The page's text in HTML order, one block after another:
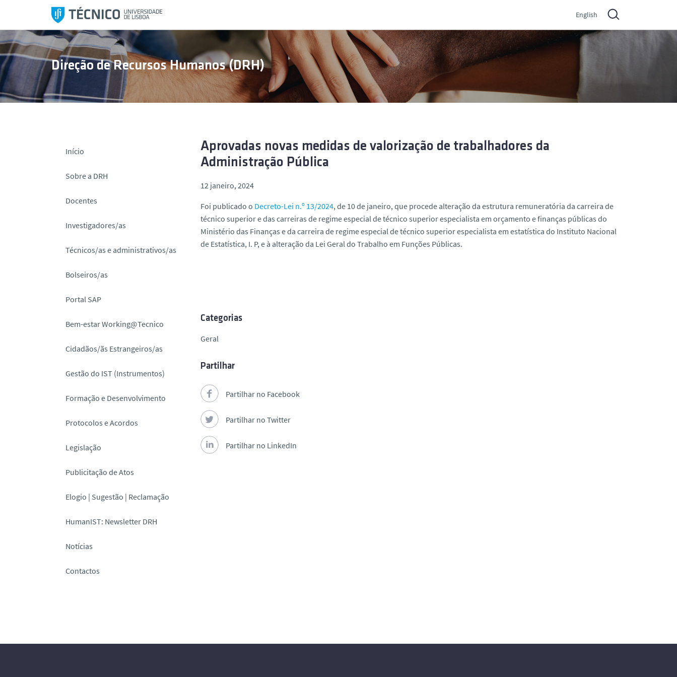
l
t
a
r
p
a
English
Direção de Recursos Humanos (DRH)
Início
Sobre a DRH
Docentes
Investigadores/as
Técnicos/as e administrativos/as
Bolseiros/as
Portal SAP
Bem-estar Working@Tecnico
Cidadãos/ãs Estrangeiros/as
Gestão do IST (Instrumentos)
Formação e Desenvolvimento
Protocolos e Acordos
Legislação
Publicitação de Atos
Elogio | Sugestão | Reclamação
HumanIST: Newsletter DRH
Notícias
Contactos
Aprovadas novas medidas de valorização de trabalhadores da
Administração Pública
12 janeiro, 2024
Foi publicado o Decreto-Lei n.º 13/2024, de 10 de janeiro, que procede alteração da estrutura remuneratória da carreira de
técnico superior e das carreiras de regime especial de técnico superior especialista em orçamento e finanças públicas do
Ministério das Finanças e da carreira de regime especial de técnico superior especialista em estatística do Instituto Nacional
de Estatística, I. P, e à alteração da Lei Geral do Trabalho em Funções Públicas.
Categorias
Geral
Partilhar
Partilhar no Facebook
Partilhar no Twitter
Partilhar no LinkedIn